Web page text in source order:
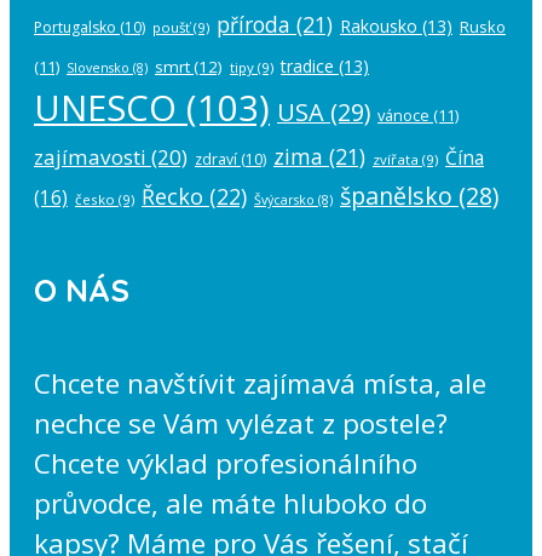
Portugalsko (10) poušť(9) příroda (21) Rakousko (13) Rusko
(11) Slovensko (8) smrt(12) tipy (9) tradice (13)
UNESCO (103) USA (29) vánoce (11)
zajímavosti (20) zdraví (10) zima (21) zvířata (9) Čína
(16) česko (9) Řecko (22) Švýcarsko (8) španělsko (28)
O NÁS
Chcete navštívit zajímavá místa, ale
nechce se Vám vylézat z postele?
Chcete výklad profesionálního
průvodce, ale máte hluboko do
kapsy? Máme pro Vás řešení, stačí